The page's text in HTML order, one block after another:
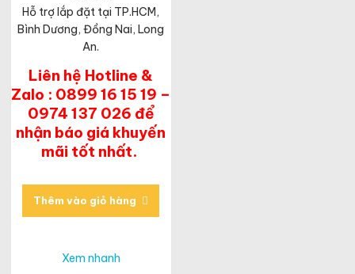
Hỗ trợ lắp đặt tại TP.HCM,
Bình Dương, Đồng Nai, Long
An.
Liên hệ Hotline &
Zalo : 0899 16 15 19 –
0974 137 026 để
nhận báo giá khuyến
mãi tốt nhất.
Thêm vào giỏ hàng
Xem nhanh